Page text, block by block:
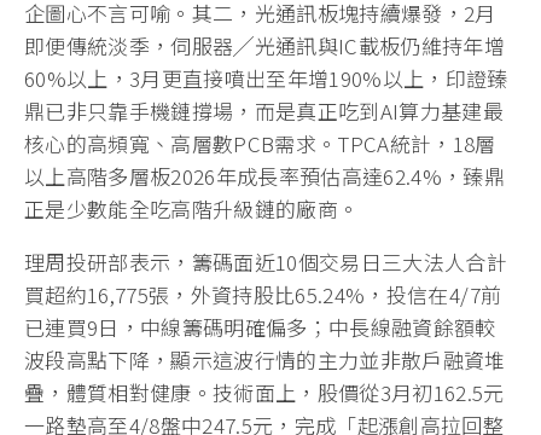
企圖心不言可喻。其二，光通訊板塊持續爆發，2月
即便傳統淡季，伺服器╱光通訊與IC載板仍維持年增
60%以上，3月更直接噴出至年增190%以上，印證臻
鼎已非只靠手機鏈撐場，而是真正吃到AI算力基建最
核心的高頻寬、高層數PCB需求。TPCA統計，18層
以上高階多層板2026年成長率預估高達62.4%，臻鼎
正是少數能全吃高階升級鏈的廠商。
理周投研部表示，籌碼面近10個交易日三大法人合計
買超約16,775張，外資持股比65.24%，投信在4/7前
已連買9日，中線籌碼明確偏多；中長線融資餘額較
波段高點下降，顯示這波行情的主力並非散戶融資堆
疊，體質相對健康。技術面上，股價從3月初162.5元
一路墊高至4/8盤中247.5元，完成「起漲創高拉回整